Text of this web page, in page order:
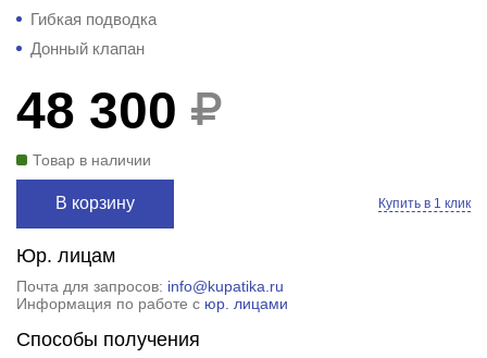
Гибкая подводка
Донный клапан
48 300
Товар в наличии
В корзину Купить в 1 клик
Юр. лицам
Почта для запросов: info@kupatika.ru
Информация по работе с юр. лицами
Способы получения